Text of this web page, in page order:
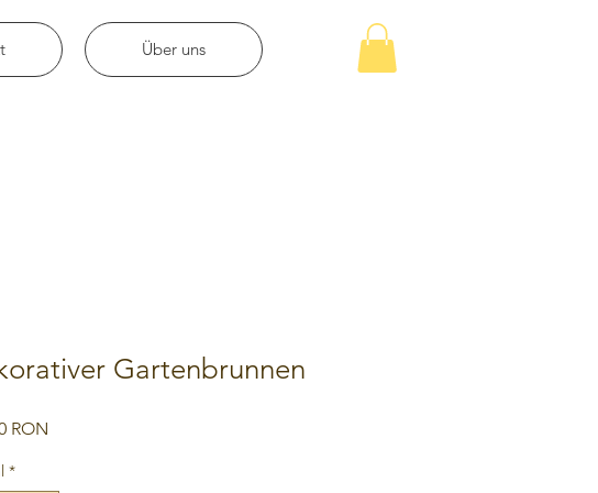
Über uns
Gartenbrunnen
RON
*